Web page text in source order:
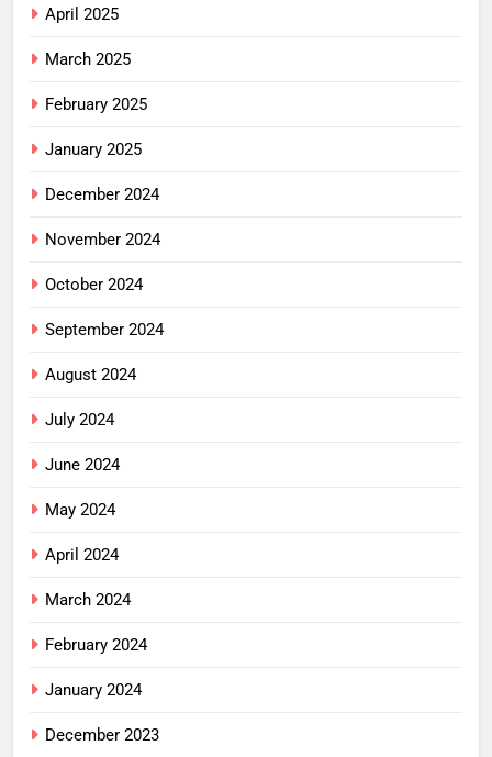
April 2025
March 2025
February 2025
January 2025
December 2024
November 2024
October 2024
September 2024
August 2024
July 2024
June 2024
May 2024
April 2024
March 2024
February 2024
January 2024
December 2023